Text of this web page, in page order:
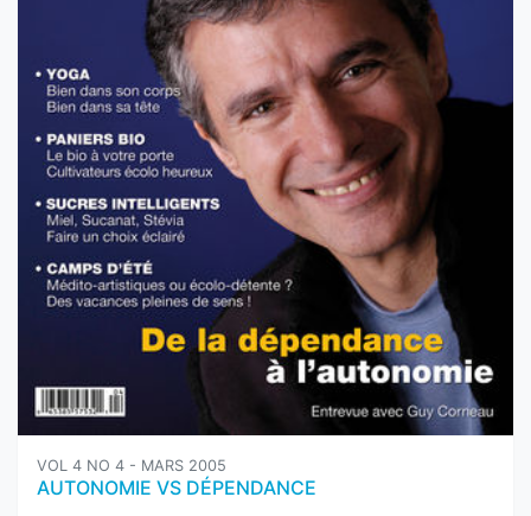
VOL 4 NO 4 - MARS 2005
AUTONOMIE VS DÉPENDANCE
Version papier : 3,95$